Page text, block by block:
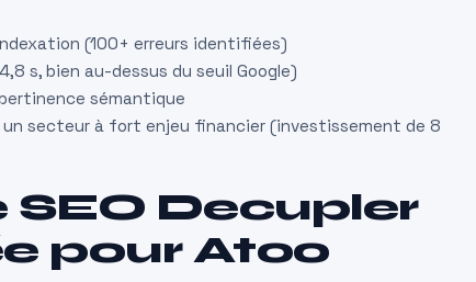
(100+ erreurs identifiées)
s, bien au-dessus du seuil Google)
sémantique
secteur à fort enjeu financier (investissement de 8
SEO Decupler
pour Atoo